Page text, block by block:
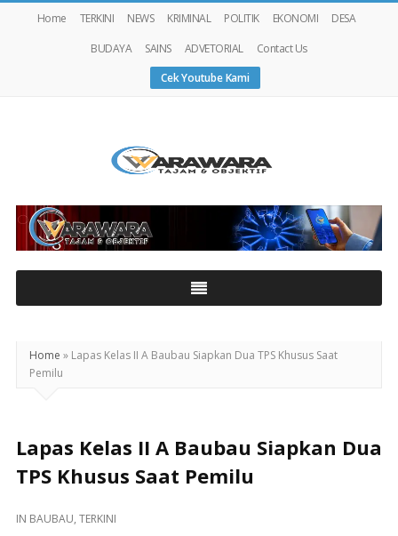
Home TERKINI NEWS KRIMINAL POLITIK EKONOMI
DESA
BUDAYA
SAINS ADVETORIAL
Contact Us
Cek Youtube Kami
Home » Lapas Kelas II A Baubau Siapkan Dua TPS Khusus Saat
Pemilu
Lapas Kelas II A Baubau Siapkan Dua
TPS Khusus Saat Pemilu
IN BAUBAU, TERKINI